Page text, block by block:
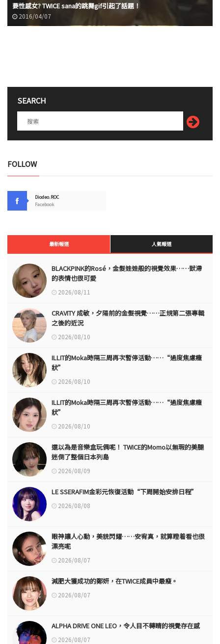
要性感女? TWICE sana的跳舞gif引起了話題！
2016/04/07
SEARCH
FOLLOW
Diodeo.ROC
Facebook
最新報道 人氣報道
BLACKPINK的Rosé，金髮娃娃般的視覺效果……獃滯
的表情也很可愛
2026/08/11
CRAVITY 成敏，夕陽前的金髮視覺……正規第二張專輯
之後的近況
2026/08/10
ILLIT的Moka時隔三周再次暫停活動……“過度焦慮癥
狀”
2026/08/10
ILLIT的Moka時隔三周再次暫停活動……“過度焦慮癥
狀”
2026/08/10
還以為是音樂盒玩偶呢！ TWICE的Momo以無瑕的美腿
迷倒了整個日本列島
2026/08/09
LE SSERAFIM金彩元恢復活動“下周開始安排日程”
2026/08/08
眼神讓人心動，美貌閃耀……安宥真，就算瞪着看也很
漂亮呢
2026/08/07
減肥大獲成功的鄭妍，在TWICE成員中最瘦。
2026/08/07
ALPHA DRIVE ONE LEO，令人目不轉睛的視覺存在感
2026/08/07